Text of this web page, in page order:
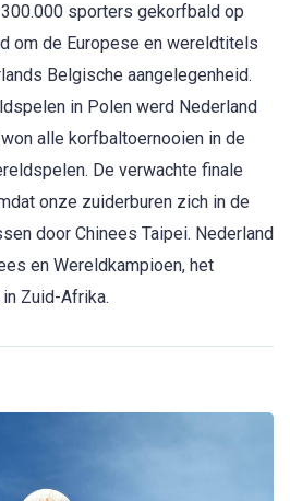
sporters gekorfbald op
om de Europese en wereldtitels
Belgische aangelegenheid.
in Polen werd Nederland
alle korfbaltoernooien in de
De verwachte finale
onze zuiderburen zich in de
door Chinees Taipei. Nederland
en Wereldkampioen, het
Zuid-Afrika.